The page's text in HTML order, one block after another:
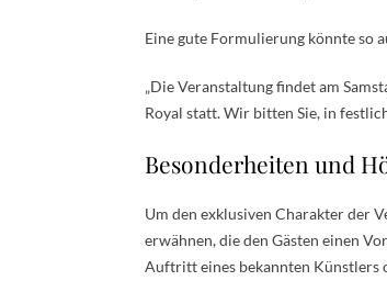
Eine gute Formulierung könnte so
„Die Veranstaltung findet am
Royal statt. Wir bitten Sie, in
Besonderheiten und
Um den exklusiven Charakter der
erwähnen, die den Gästen einen
Auftritt eines bekannten Künstlers